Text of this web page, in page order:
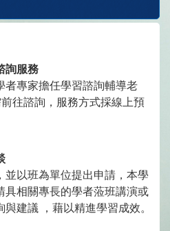
詢服務
者專家擔任學習諮詢輔導老
往諮詢，服務方式採線上預
並以班為單位提出申請，本學
具相關專長的學者蒞班講演或
建議 ，藉以精進學習成效。